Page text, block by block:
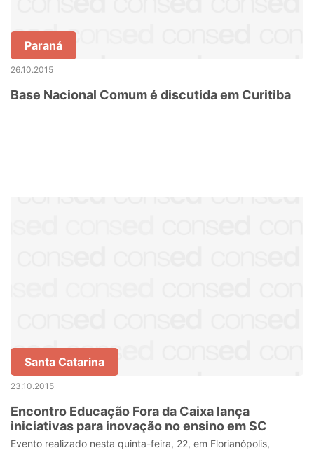
Paraná
26.10.2015
Base Nacional Comum é discutida em Curitiba
Santa Catarina
23.10.2015
Encontro Educação Fora da Caixa lança
iniciativas para inovação no ensino em SC
Evento realizado nesta quinta-feira, 22, em Florianópolis,